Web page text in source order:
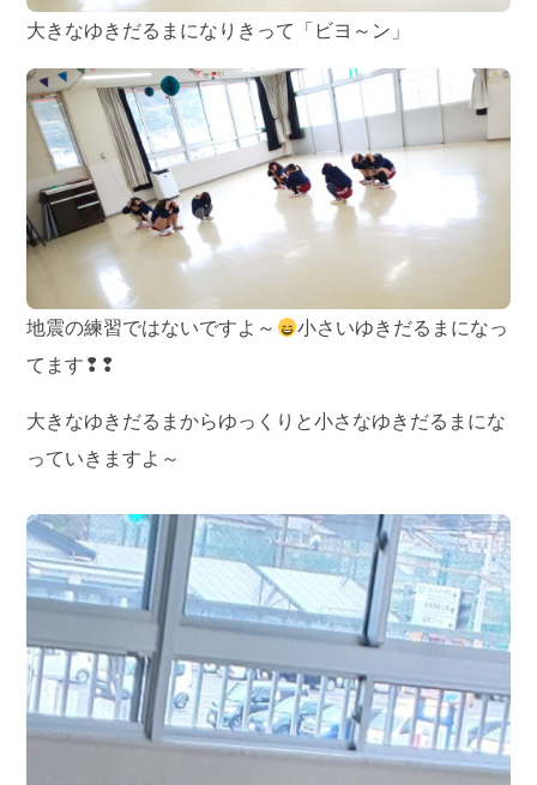
大きなゆきだるまになりきって「ビヨ～ン」
地震の練習ではないですよ～
小さいゆきだるまになっ
てます❢❢
大きなゆきだるまからゆっくりと小さなゆきだるまにな
っていきますよ～